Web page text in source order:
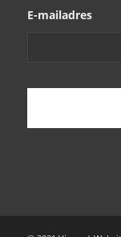
E-mailadres